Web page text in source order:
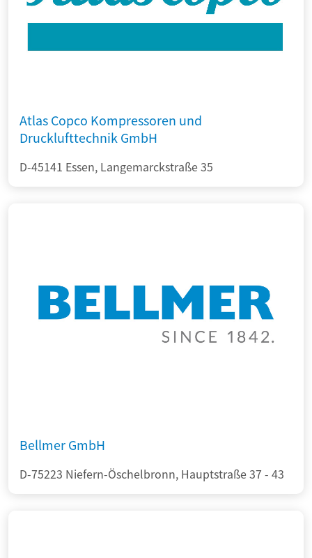
Atlas Copco Kompressoren und
Drucklufttechnik GmbH
D-45141 Essen, Langemarckstraße 35
Bellmer GmbH
D-75223 Niefern-Öschelbronn, Hauptstraße 37 - 43